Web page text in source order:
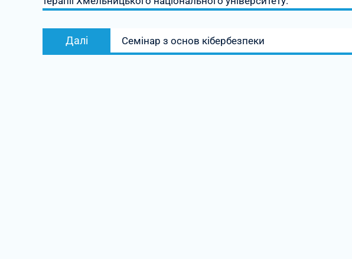
Далі
Наступний
запис:
Семінар з основ кібербезпеки